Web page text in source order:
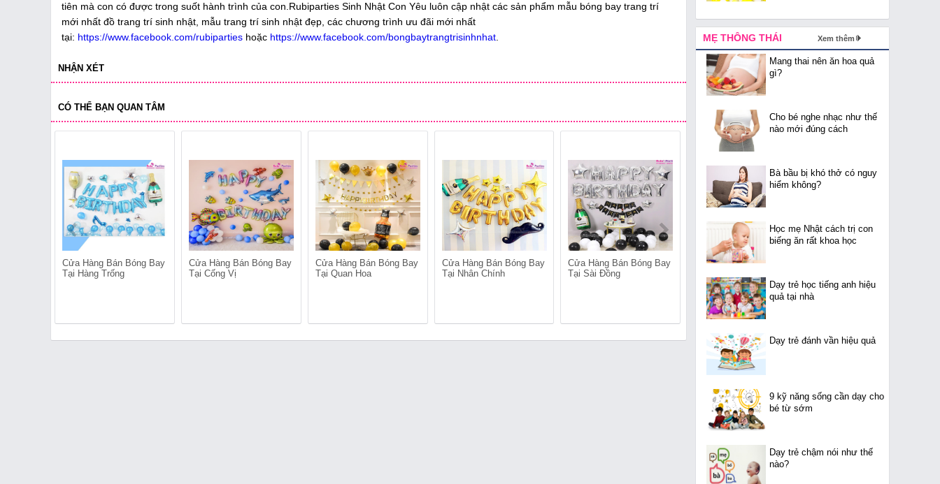
tiên mà con có được trong suốt hành trình của con.Rubiparties Sinh Nhật Con Yêu luôn cập nhật các sản phẩm mẫu bóng bay trang trí
mới nhất đồ trang trí sinh nhật, mẫu trang trí sinh nhật đẹp, các chương trình ưu đãi mới nhất
tại: https://www.facebook.com/rubiparties hoặc https://www.facebook.com/bongbaytrangtrisinhnhat
NHẬN XÉT
CÓ THỂ BẠN QUAN TÂM
Cửa Hàng Bán Bóng Bay
Tại Hàng Trống
Cửa Hàng Bán Bóng Bay
Tại Cống Vị
Cửa Hàng Bán Bóng Bay
Tại Quan Hoa
Cửa Hàng Bán Bóng Bay
Tại Nhân Chính
Cửa Hàng Bán Bóng Bay
Tại Sài Đồng
Cửa Hàng Bán Bóng Bay
MẸ THÔNG THÁI Xem thêm
Mang thai nên ăn hoa quả
gì?
Cho bé nghe nhạc như thế
nào mới đúng cách
Bà bầu bị khó thở có nguy
hiểm không?
Học mẹ Nhật cách trị con
biếng ăn rất khoa học
Dạy trẻ học tiếng anh hiệu
quả tại nhà
Dạy trẻ đánh vần hiệu quả
9 kỹ năng sống cần dạy cho
bé từ sớm
Dạy trẻ chậm nói như thế
nào?